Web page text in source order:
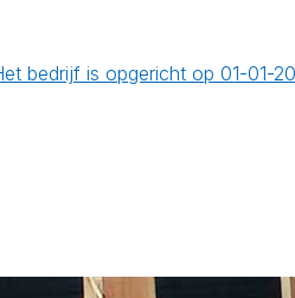
bedrijf is opgericht op 01-01-